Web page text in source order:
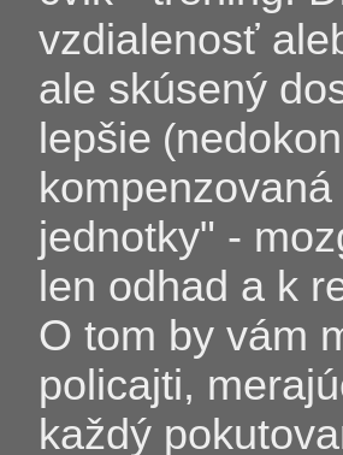
vzdialenosť
ale skúsený
lepšie (
jednotky" -
len odhad a k
O tom by vám
policajti,
každý